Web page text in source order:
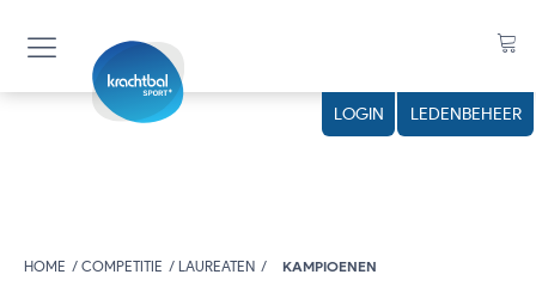
LOGIN LEDENBEHEER
HOME COMPETITIE LAUREATEN KAMPIOENEN